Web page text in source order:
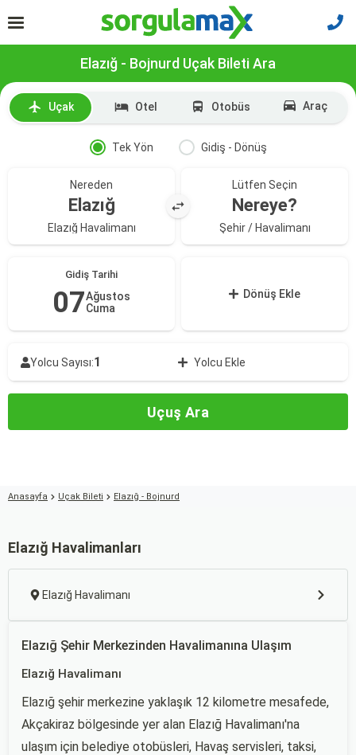
Elazığ - Bojnurd Uçak Bileti Ara
Uçak Otel Otobüs Araç
Tek Yön Gidiş - Dönüş
Nereden
Elazığ
Elazığ Havalimanı
Lütfen Seçin
Nereye?
Şehir / Havalimanı
Gidiş Tarihi
07Ağustos
Cuma
Dönüş Ekle
Yolcu Sayısı:1 Yolcu Ekle
Uçuş Ara
Anasayfa Uçak Bileti Elazığ - Bojnurd
Elazığ Havalimanları
Elazığ Havalimanı
Elazığ Şehir Merkezinden Havalimanına Ulaşım
Elazığ Havalimanı
Elazığ şehir merkezine yaklaşık 12 kilometre mesafede,
Akçakiraz bölgesinde yer alan Elazığ Havalimanı'na
ulaşım için belediye otobüsleri, Havaş servisleri, taksi,